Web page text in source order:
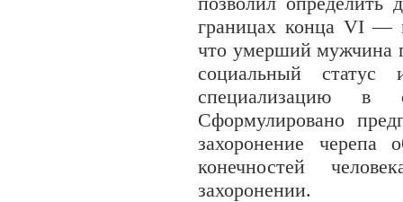
границах конца VI —
что умерший мужчина
социальный статус
специализацию в
Сформулировано
захоронение черепа
конечностей
захоронении.